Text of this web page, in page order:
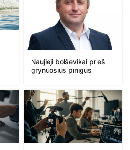
Naujieji bolševikai prieš
grynuosius pinigus